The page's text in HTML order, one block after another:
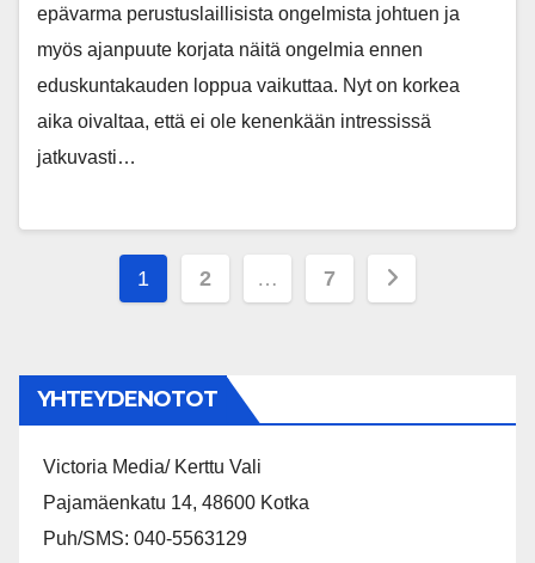
epävarma perustuslaillisista ongelmista johtuen ja
myös ajanpuute korjata näitä ongelmia ennen
eduskuntakauden loppua vaikuttaa. Nyt on korkea
aika oivaltaa, että ei ole kenenkään intressissä
jatkuvasti…
Posts
1 2 … 7
YHTEYDENOTOT
Victoria Media/ Kerttu Vali
Pajamäenkatu 14, 48600 Kotka
Puh/SMS: 040-5563129